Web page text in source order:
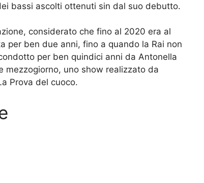
bassi ascolti ottenuti sin dal suo debutto.
considerato che fino al 2020 era al
per ben due anni, fino a quando la Rai non
per ben quindici anni da Antonella
mezzogiorno, uno show realizzato da
Prova del cuoco.